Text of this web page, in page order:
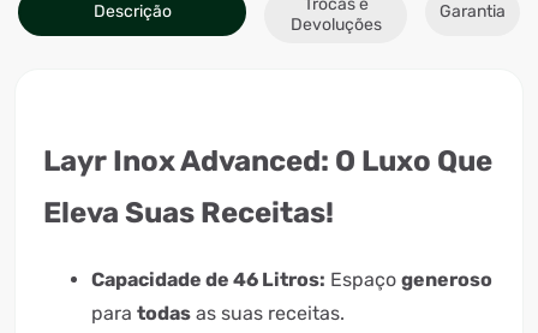
Descrição
Trocas e
Devoluções
Garantia
Layr Inox Advanced: O Luxo Que
Eleva Suas Receitas!
Capacidade de 46 Litros: Espaço generoso
para todas as suas receitas.